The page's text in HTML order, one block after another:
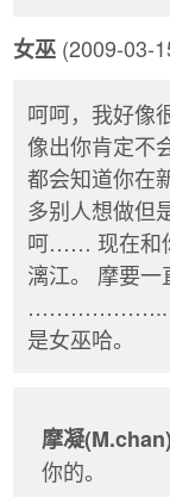
女巫 (2009-03-
呵呵，我好像
像出你肯定不
都会知道你在
多别人想做但
呵…… 现在和
漓江。 摩要
……………….. 很
是女巫哈。
摩凝(M.chan)
你的。